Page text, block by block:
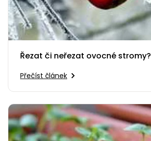
Řezat či neřezat ovocné stromy?
Přečíst článek